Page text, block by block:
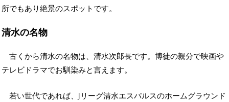
所でもあり絶景のスポットです。
清水の名物
古くから清水の名物は、清水次郎長です。博徒の親分で映画や
テレビドラマでお馴染みと言えます。
若い世代であれば、Jリーグ清水エスパルスのホームグラウンド